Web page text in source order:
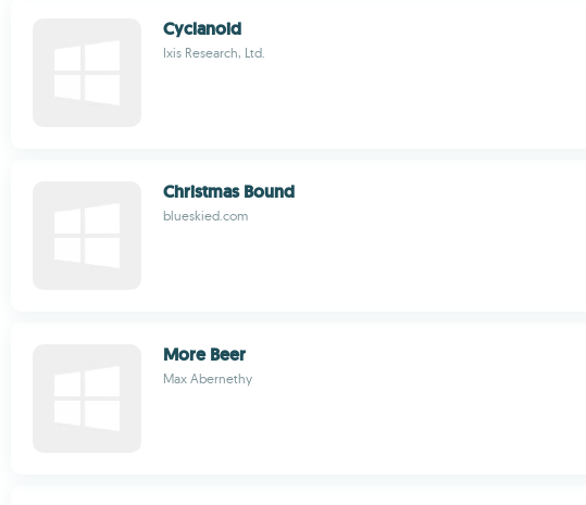
Cyclanoid
Ixis Research, Ltd.
Christmas Bound
blueskied.com
More Beer
Max Abernethy